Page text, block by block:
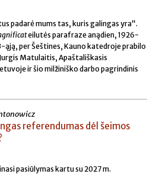
padarė mums tas, kuris galingas yra“.
eilutės parafraze anądien, 1926-
ąją, per Šeštines, Kauno katedroje prabilo
Matulaitis, Apaštališkasis
ir šio milžiniško darbo pagrindinis
referendumas dėl šeimos
pasiūlymas kartu su 2027 m.